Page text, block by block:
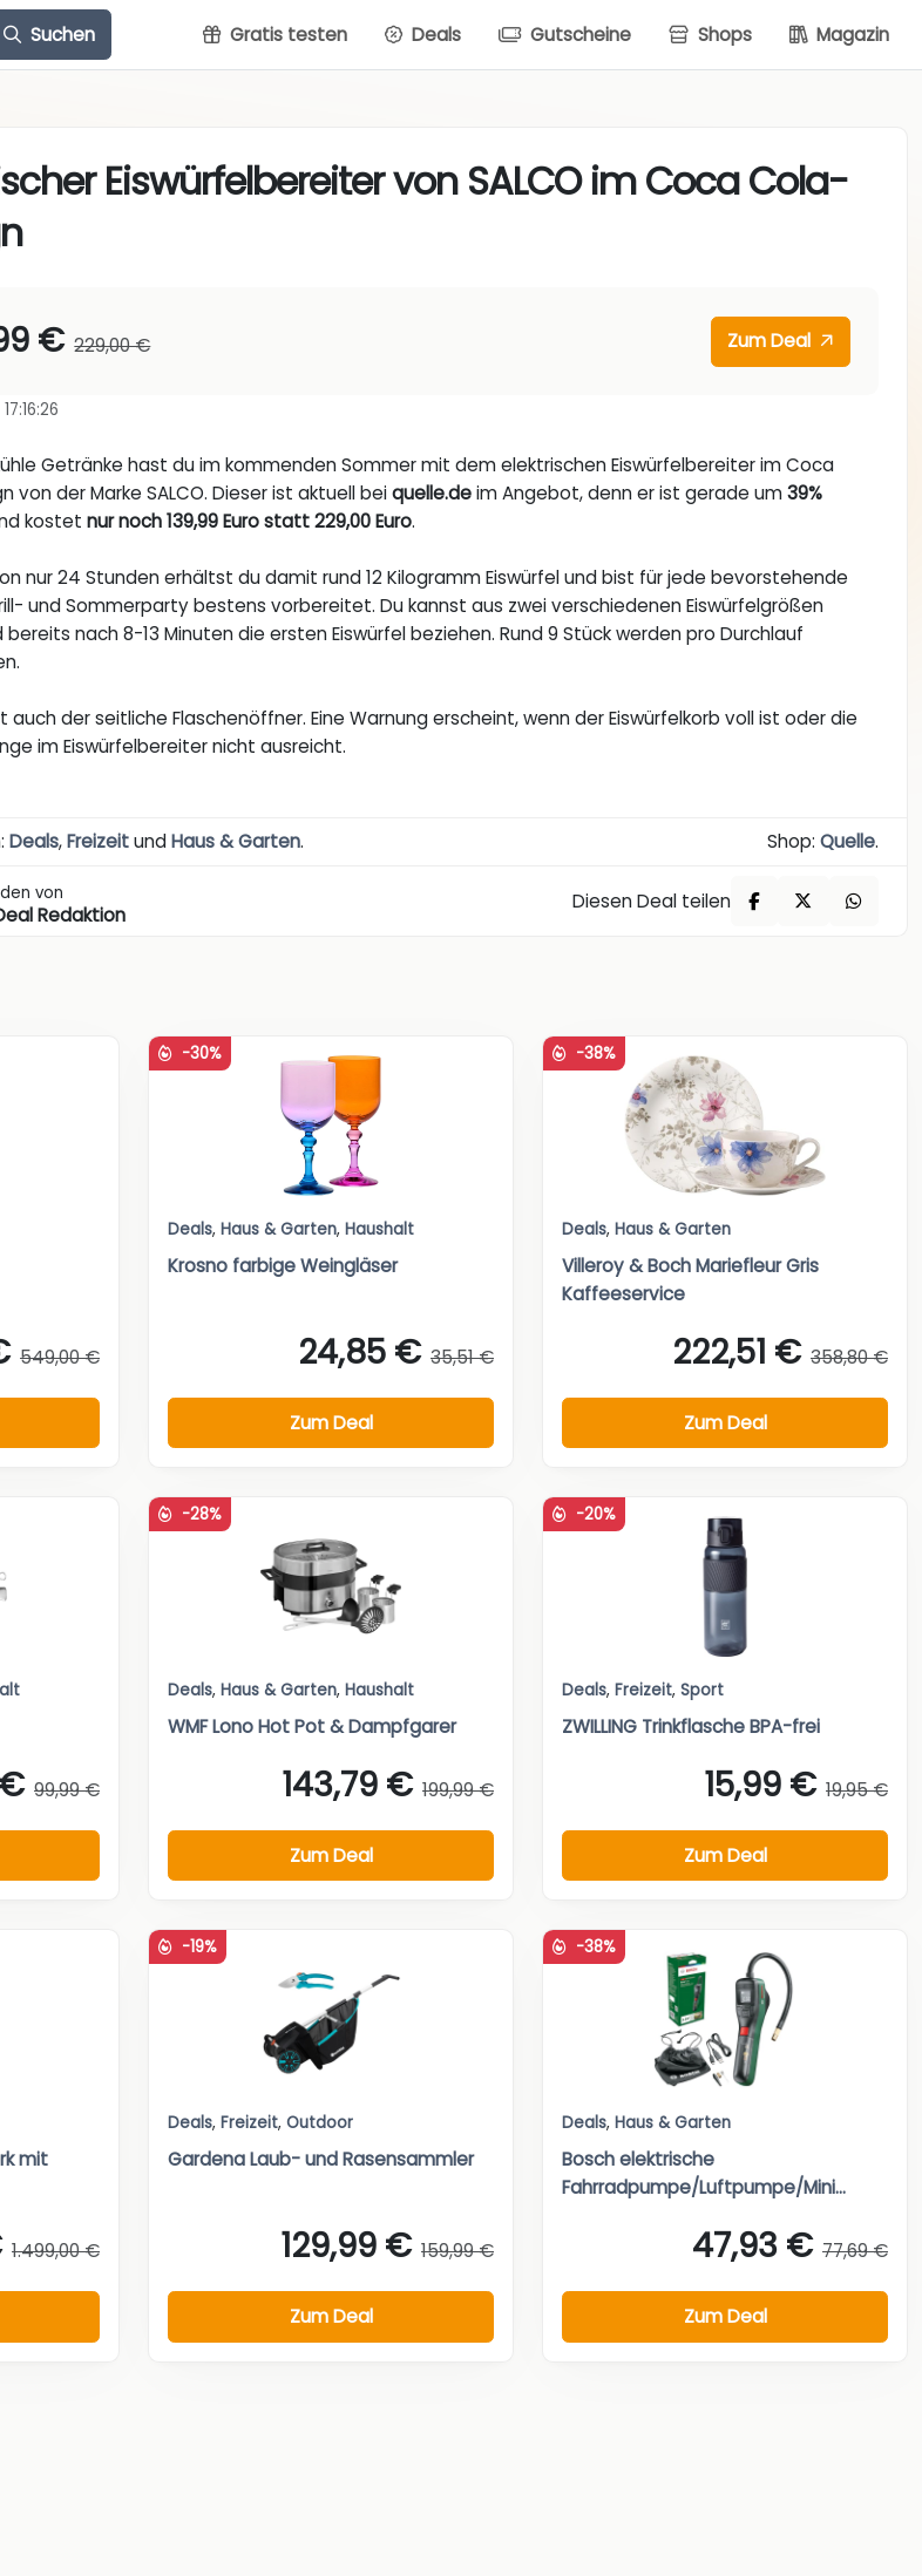
Suchen Gratis testen Deals Gutscheine Shops Magazin
Eiswürfelbereiter von SALCO im Coca Cola-
€ 229,00 € Zum Deal
Getränke hast du im kommenden Sommer mit dem elektrischen Eiswürfelbereiter im Coca
von der Marke SALCO. Dieser ist aktuell beiquelle.deim Angebot, denn er ist gerade um39%
kostetnur noch 139,99 Euro statt 229,00 Euro.
nur 24 Stunden erhältst du damit rund 12 Kilogramm Eiswürfel und bist für jede bevorstehende
und Sommerparty bestens vorbereitet. Du kannst aus zwei verschiedenen Eiswürfelgrößen
bereits nach 8-13 Minuten die ersten Eiswürfel beziehen. Rund 9 Stück werden pro Durchlauf
auch der seitliche Flaschenöffner. Eine Warnung erscheint, wenn der Eiswürfelkorb voll ist oder die
im Eiswürfelbereiter nicht ausreicht.
Deals,FreizeitundHaus & Garten. Shop: Quelle.
von
Redaktion
Diesen Deal teilen
549,00 €
-30%
Deals, Haus & Garten, Haushalt
Krosno farbige Weingläser
24,85 € 35,51 €
Zum Deal
-38%
Deals, Haus & Garten
Villeroy & Boch Mariefleur Gris
Kaffeeservice
222,51 € 358,80 €
Zum Deal
99,99 €
-28%
Deals, Haus & Garten, Haushalt
WMF Lono Hot Pot & Dampfgarer
143,79 € 199,99 €
Zum Deal
-20%
Deals, Freizeit, Sport
ZWILLING Trinkflasche BPA-frei
15,99 € 19,95 €
Zum Deal
mit
1.499,00 €
-19%
Deals, Freizeit, Outdoor
Gardena Laub- und Rasensammler
129,99 € 159,99 €
Zum Deal
-38%
Deals, Haus & Garten
Bosch elektrische
Fahrradpumpe/Luftpumpe/Mini...
47,93 € 77,69 €
Zum Deal